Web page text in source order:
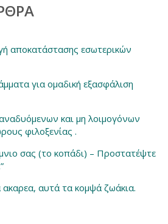
αποκατάστασης εσωτερικών
για ομαδική εξασφάλιση
και μη λοιμογόνων
φιλοξενίας .
σας (το κοπάδι) – Προστατέψτε
ακαρεα, αυτά τα κομψά ζωάκια.